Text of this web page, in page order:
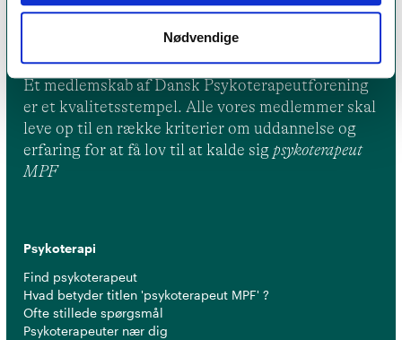
Nødvendige
Et medlemskab af Dansk Psykoterapeutforening
er et kvalitetsstempel. Alle vores medlemmer skal
leve op til en række kriterier om uddannelse og
erfaring for at få lov til at kalde sig psykoterapeut
MPF
Psykoterapi
Find psykoterapeut
Hvad betyder titlen 'psykoterapeut MPF' ?
Ofte stillede spørgsmål
Psykoterapeuter nær dig